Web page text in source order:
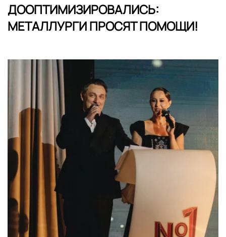
ДООПТИМИЗИРОВАЛИСЬ:
МЕТАЛЛУРГИ ПРОСЯТ ПОМОЩИ!